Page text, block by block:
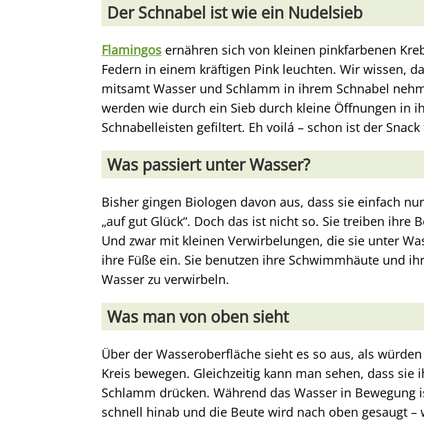
Der Schnabel ist wie ein Nudelsieb
Flamingos ernähren sich von kleinen pinkfarbenen
Federn in einem kräftigen Pink leuchten. Wir wissen,
mitsamt Wasser und Schlamm in ihrem Schnabel
werden wie durch ein Sieb durch kleine Öffnungen in
Schnabelleisten gefiltert. Eh voilá – schon ist der Snack
Was passiert unter Wasser?
Bisher gingen Biologen davon aus, dass sie einfach
„auf gut Glück“. Doch das ist nicht so. Sie treiben ihre
Und zwar mit kleinen Verwirbelungen, die sie unter
ihre Füße ein. Sie benutzen ihre Schwimmhäute und
Wasser zu verwirbeln.
Was man von oben sieht
Über der Wasseroberfläche sieht es so aus, als
Kreis bewegen. Gleichzeitig kann man sehen, dass sie
Schlamm drücken. Während das Wasser in Bewegung
schnell hinab und die Beute wird nach oben gesaugt –